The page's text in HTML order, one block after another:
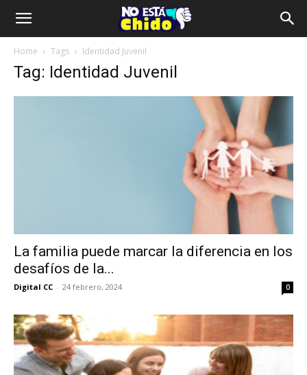
Home Tags Identidad Juvenil
Tag: Identidad Juvenil
La familia puede marcar la diferencia en los
desafíos de la...
Digital CC - 24 febrero, 2024 0